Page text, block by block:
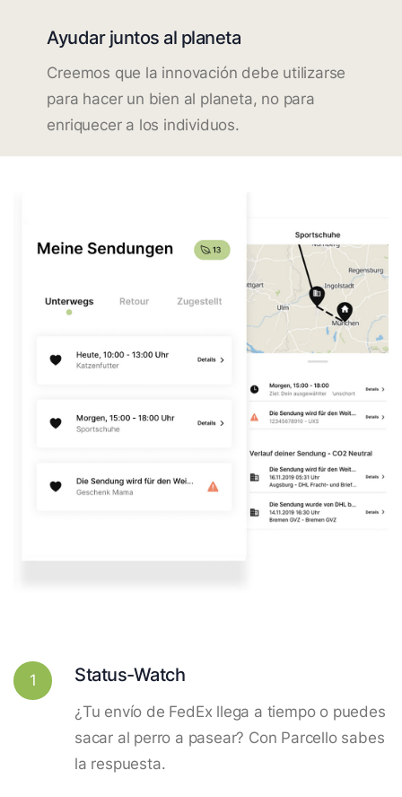
Ayudar juntos al planeta
Creemos que la innovación debe utilizarse
para hacer un bien al planeta, no para
enriquecer a los individuos.
1 Status-Watch
¿Tu envío de FedEx llega a tiempo o puedes
sacar al perro a pasear? Con Parcello sabes
la respuesta.